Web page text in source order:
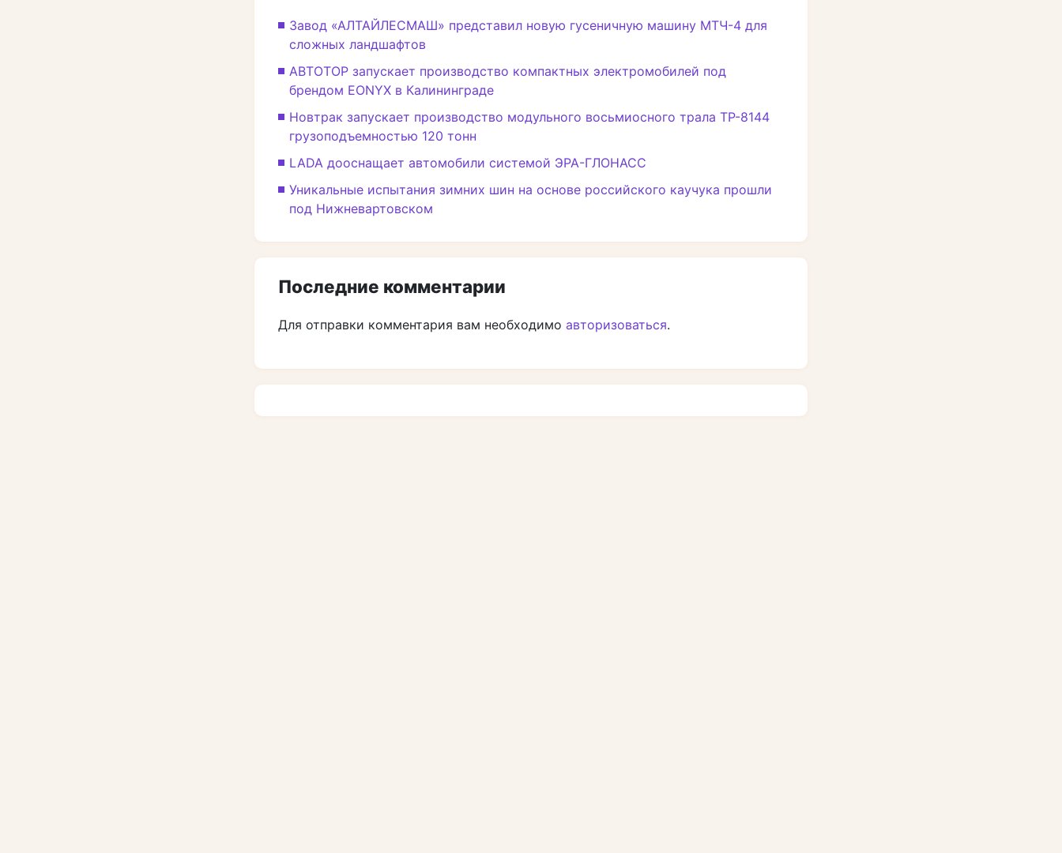
Завод «АЛТАЙЛЕСМАШ» представил новую гусеничную машину МТЧ-4 для
сложных ландшафтов
АВТОТОР запускает производство компактных электромобилей под
брендом EONYX в Калининграде
Новтрак запускает производство модульного восьмиосного трала ТР-8144
грузоподъемностью 120 тонн
LADA дооснащает автомобили системой ЭРА-ГЛОНАСС
Уникальные испытания зимних шин на основе российского каучука прошли
под Нижневартовском
Последние комментарии
Для отправки комментария вам необходимо авторизоваться.